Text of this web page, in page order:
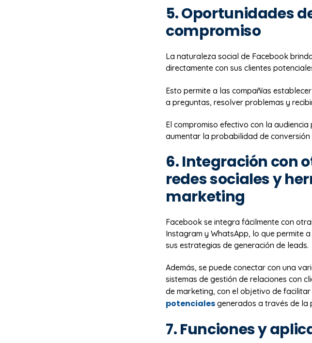
5. Oportunidades
compromiso
La naturaleza social de Facebook
directamente con sus clientes
Esto permite a las compañías
a preguntas, resolver problemas y
El compromiso efectivo con la
aumentar la probabilidad de conversión
6. Integración con
redes sociales y
marketing
Facebook se integra fácilmente con
Instagram y WhatsApp, lo que permite
sus estrategias de generación de leads.
Además, se puede conectar con una
sistemas de gestión de relaciones con
de marketing, con el objetivo de
potenciales generados a través de la
7. Funciones y